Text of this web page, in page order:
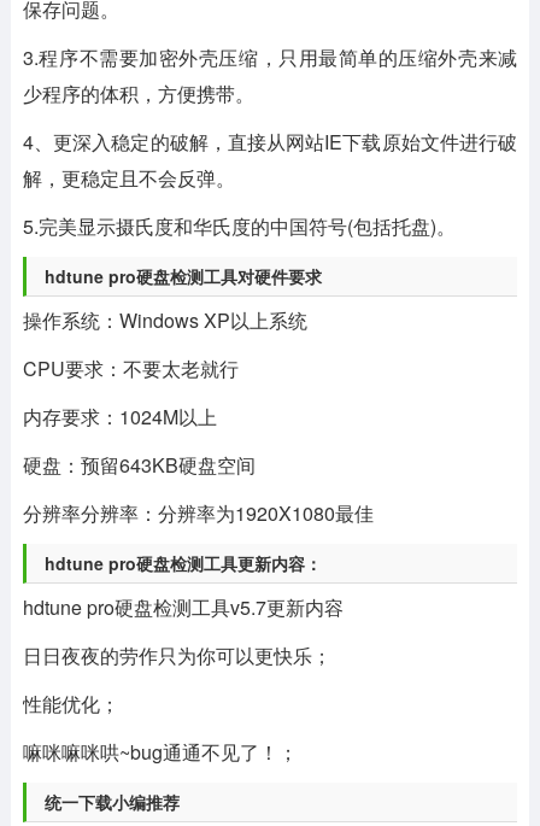
保存问题。
3.程序不需要加密外壳压缩，只用最简单的压缩外壳来减
少程序的体积，方便携带。
4、更深入稳定的破解，直接从网站IE下载原始文件进行破
解，更稳定且不会反弹。
5.完美显示摄氏度和华氏度的中国符号(包括托盘)。
hdtune pro硬盘检测工具对硬件要求
操作系统：Windows XP以上系统
CPU要求：不要太老就行
内存要求：1024M以上
硬盘：预留643KB硬盘空间
分辨率分辨率：分辨率为1920X1080最佳
hdtune pro硬盘检测工具更新内容：
hdtune pro硬盘检测工具v5.7更新内容
日日夜夜的劳作只为你可以更快乐；
性能优化；
嘛咪嘛咪哄~bug通通不见了！；
统一下载小编推荐